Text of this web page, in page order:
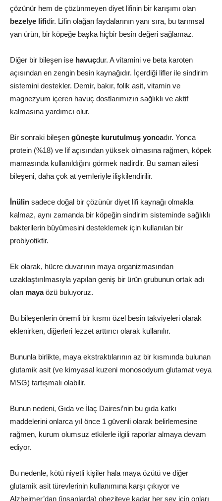
çözünür hem de çözünmeyen diyet lifinin bir karışımı olan
bezelye lifidir. Lifin olağan faydalarının yanı sıra, bu tarımsal
yan ürün, bir köpeğe başka hiçbir besin değeri sağlamaz.
Diğer bir bileşen ise havuçdur. A vitamini ve beta karoten
açısından en zengin besin kaynağıdır. İçerdiği lifler ile sindirim
sistemini destekler. Demir, bakır, folik asit, vitamin ve
magnezyum içeren havuç dostlarımızın sağlıklı ve aktif
kalmasına yardımcı olur.
Bir sonraki bileşen güneşte kurutulmuş yoncadır. Yonca
protein (%18) ve lif açısından yüksek olmasına rağmen, köpek
mamasında kullanıldığını görmek nadirdir. Bu saman ailesi
bileşeni, daha çok at yemleriyle ilişkilendirilir.
İnülin sadece doğal bir çözünür diyet lifi kaynağı olmakla
kalmaz, aynı zamanda bir köpeğin sindirim sisteminde sağlıklı
bakterilerin büyümesini desteklemek için kullanılan bir
probiyotiktir.
Ek olarak, hücre duvarının maya organizmasından
uzaklaştırılmasıyla yapılan geniş bir ürün grubunun ortak adı
olan mayaözü buluyoruz.
Bu bileşenlerin önemli bir kısmı özel besin takviyeleri olarak
eklenirken, diğerleri lezzet arttırıcı olarak kullanılır.
Bununla birlikte, maya ekstraktılarının az bir kısmında bulunan
glutamik asit (ve kimyasal kuzeni monosodyum glutamat veya
MSG) tartışmalı olabilir.
Bunun nedeni, Gıda ve İlaç Dairesi’nin bu gıda katkı
maddelerini onlarca yıl önce 1 güvenli olarak belirlemesine
rağmen, kurum olumsuz etkilerle ilgili raporlar almaya devam
ediyor.
Bu nedenle, kötü niyetli kişiler hala maya özütü ve diğer
glutamik asit türevlerinin kullanımına karşı çıkıyor ve
Alzheimer’dan (insanlarda) obeziteye kadar her şey için onları